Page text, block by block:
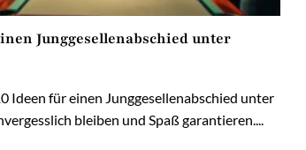
Junggesellenabschied unter
Ideen für einen Junggesellenabschied unter
bleiben und Spaß garantieren....